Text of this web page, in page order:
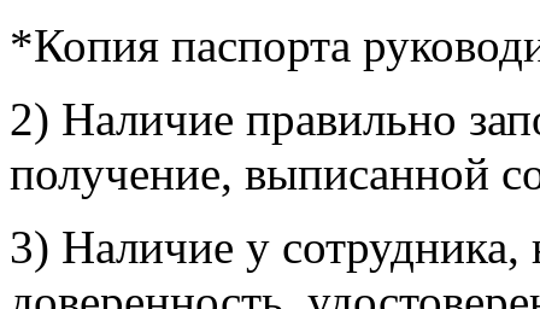
*Копия паспорта
2) Наличие правильно
получение, выписанной
3) Наличие у сотрудника,